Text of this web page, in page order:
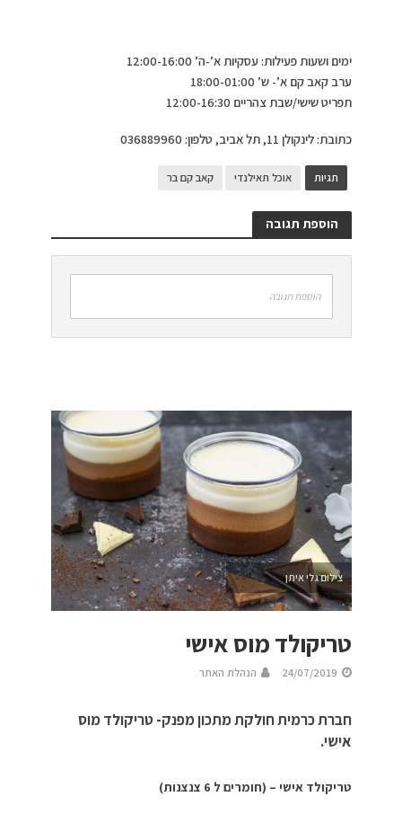
ימים ושעות פעילות: עסקיות א’-ה’ 12:00-16:00
ערב קאב קם א’- ש’ 18:00-01:00
תפריט שישי/שבת צהריים 12:00-16:30
כתובת: לינקולן 11, תל אביב, טלפון: 036889960
תגיות אוכל תאילנדי קאב קם בר
הוספת תגובה
הוספת תגובה
צילום גלי איתן
טריקולד מוס אישי
24/07/2019 הנהלת האתר
חברת כרמית חולקת מתכון מפנק- טריקולד מוס
אישי.
טריקולד אישי – (חומרים ל 6 צנצנות)